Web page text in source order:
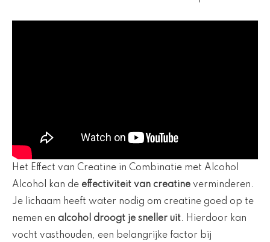
Het Effect van Creatine in Combinatie met Alcohol
Alcohol kan de effectiviteit van creatine verminderen.
Je lichaam heeft water nodig om creatine goed op te
nemen en alcohol droogt je sneller uit. Hierdoor kan
vocht vasthouden, een belangrijke factor bij